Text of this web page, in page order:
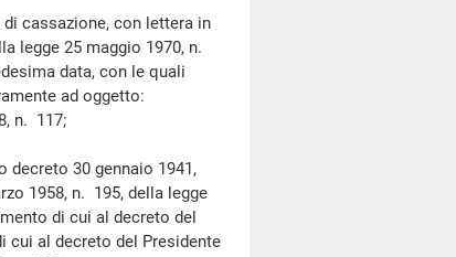
cassazione, con lettera in
legge 25 maggio 1970, n.
data, con le quali
ad oggetto:
n. 117;
30 gennaio 1941,
1958, n. 195, della legge
di cui al decreto del
cui al decreto del Presidente